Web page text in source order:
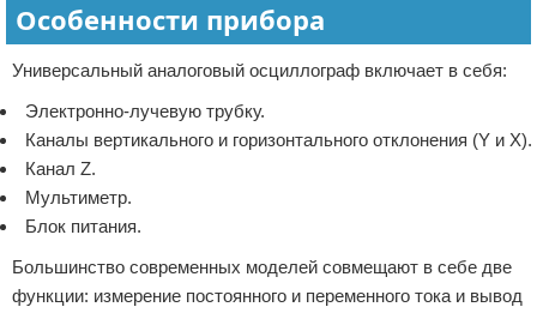
Особенности прибора
Универсальный аналоговый осциллограф включает в себя:
Электронно-лучевую трубку.
Каналы вертикального и горизонтального отклонения (Y и X).
Канал Z.
Мультиметр.
Блок питания.
Большинство современных моделей совмещают в себе две
функции: измерение постоянного и переменного тока и вывод